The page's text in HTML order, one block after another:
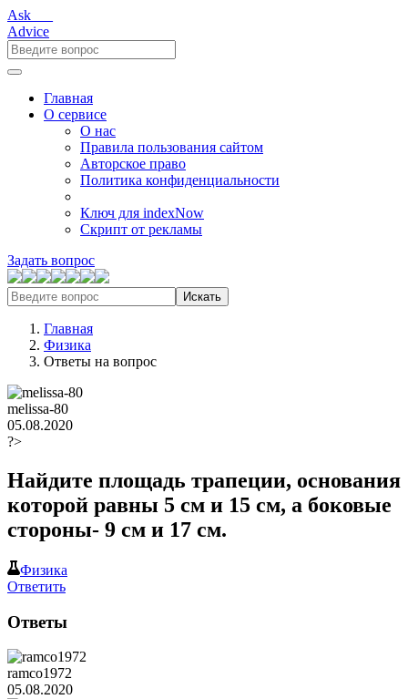
Ask___
Advice
Главная
О сервисе
О нас
Правила пользования сайтом
Авторское право
Политика конфиденциальности
Ключ для indexNow
Скрипт от рекламы
Задать вопрос
Искать
Главная
Физика
Ответы на вопрос
melissa-80
05.08.2020
?>
Найдите площадь трапеции, основания
которой равны 5 см и 15 см, а боковые
стороны- 9 см и 17 см.
Физика
Ответить
Ответы
ramco1972
05.08.2020